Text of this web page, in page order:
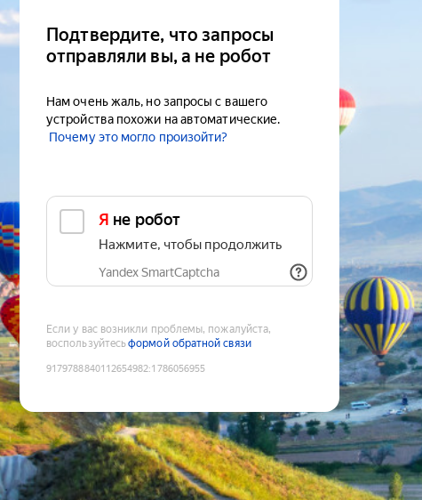
Подтвердите, что запросы
отправляли вы, а не робот
Нам очень жаль, но запросы с вашего
устройства похожи на автоматические.
Почему это могло произойти?
Я не робот
Нажмите, чтобы продолжить
Yandex SmartCaptcha
Если у вас возникли проблемы, пожалуйста,
воспользуйтесьформой обратной связи
9179788840112654982:1786056955